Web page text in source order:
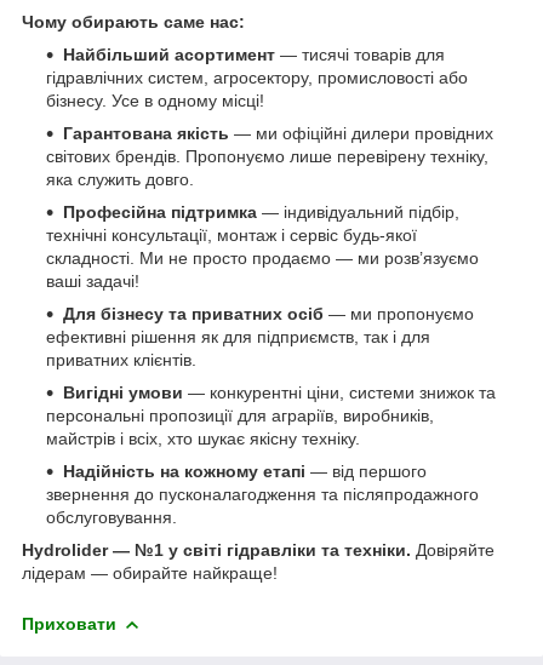
Чому обирають саме нас:
Найбільший асортимент — тисячі товарів для
гідравлічних систем, агросектору, промисловості або
бізнесу. Усе в одному місці!
Гарантована якість — ми офіційні дилери провідних
світових брендів. Пропонуємо лише перевірену техніку,
яка служить довго.
Професійна підтримка — індивідуальний підбір,
технічні консультації, монтаж і сервіс будь-якої
складності. Ми не просто продаємо — ми розв’язуємо
ваші задачі!
Для бізнесу та приватних осіб — ми пропонуємо
ефективні рішення як для підприємств, так і для
приватних клієнтів.
Вигідні умови — конкурентні ціни, системи знижок та
персональні пропозиції для аграріїв, виробників,
майстрів і всіх, хто шукає якісну техніку.
Надійність на кожному етапі — від першого
звернення до пусконалагодження та післяпродажного
обслуговування.
Hydrolider — №1 у світі гідравліки та техніки. Довіряйте
лідерам — обирайте найкраще!
Приховати